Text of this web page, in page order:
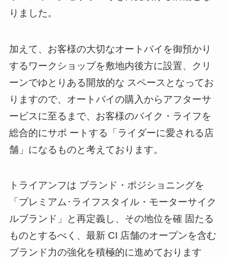
りました。
加えて、お客様の大切なオートバイを御預かり
するワークショップを敷地内後方に設置、クリ
ーンでゆとりある開放的な スペースとなってお
りますので、オートバイの購入からアフターサ
ービスに至るまで、お客様のバイク・ライフを
総合的にサポ ートする「ライダーに愛される店
舗」になるものと考えております。
トライアンフは ブランド・ポジショニングを
「プレミアム･ライフスタイル・モーターサイク
ルブランド」と再定義し、その地位を確 固たる
ものとするべく、最新 CI 店舗のオープンを含む
ブランド力の強化を積極的に進めております